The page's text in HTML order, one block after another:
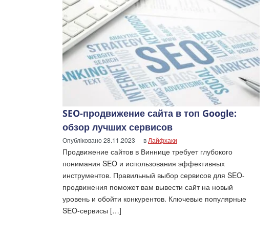
SEO-продвижение сайта в топ Google:
обзор лучших сервисов
Опубліковано28.11.2023 вЛайфхаки
Продвижение сайтов в Виннице требует глубокого
понимания SEO и использования эффективных
инструментов. Правильный выбор сервисов для SEO-
продвижения поможет вам вывести сайт на новый
уровень и обойти конкурентов. Ключевые популярные
SEO-сервисы […]